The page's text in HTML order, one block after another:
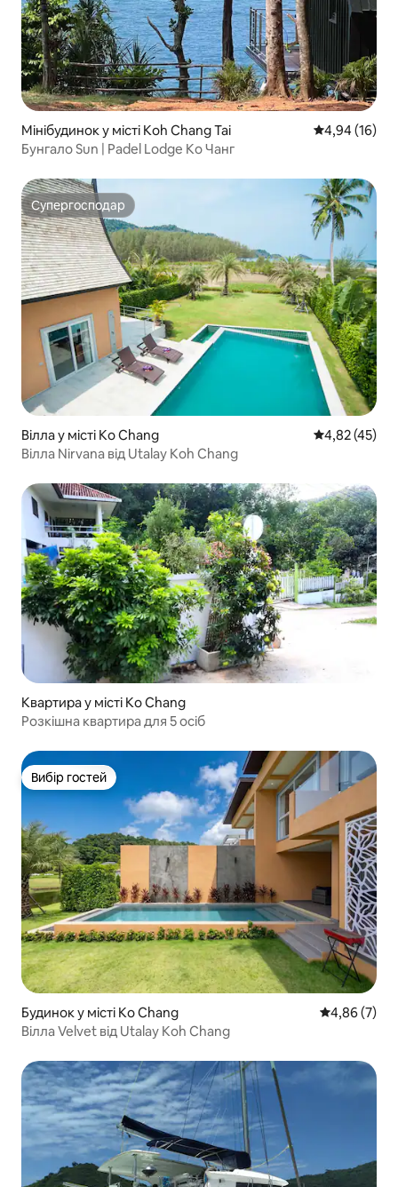
Мінібудинок у місті Koh Chang Tai Середня
4,94 (16)
Бунгало Sun | Padel Lodge Ко Чанг
Супергосподар
Супергосподар
Вілла у місті Ko Chang Середня
4,82 (45)
Вілла Nirvana від Utalay Koh Chang
Квартира у місті Ko Chang
Розкішна квартира для 5 осіб
Вибір гостей
Вибір гостей
Будинок у місті Ko Chang Середня
4,86 (7)
Вілла Velvet від Utalay Koh Chang